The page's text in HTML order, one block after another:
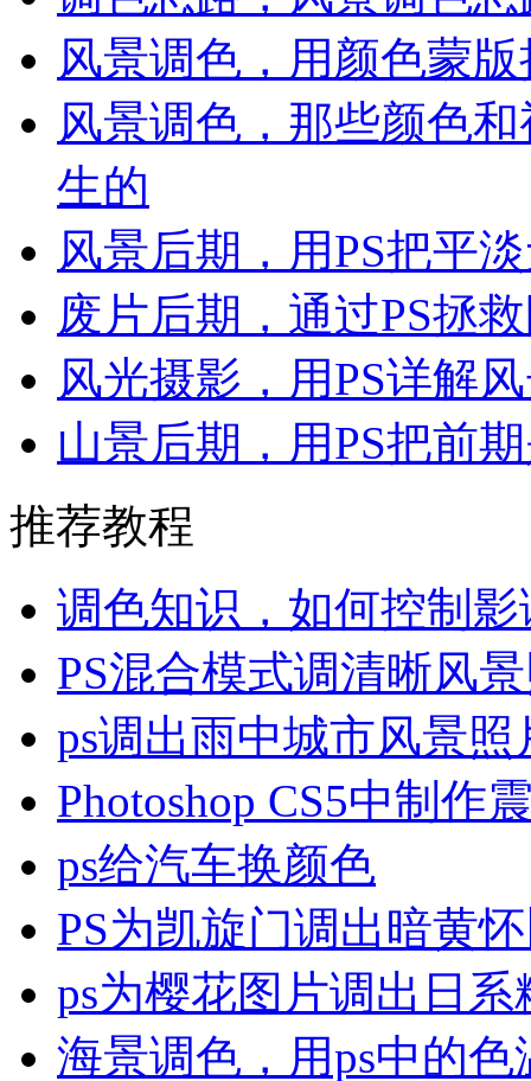
风景调色，用颜色蒙
风景调色，那些颜色
生的
风景后期，用PS把平
废片后期，通过PS拯
风光摄影，用PS详解
山景后期，用PS把前
推荐教程
调色知识，如何控制
PS混合模式调清晰风
ps调出雨中城市风景照
Photoshop CS5中制作
ps给汽车换颜色
PS为凯旋门调出暗黄
ps为樱花图片调出日系
海景调色，用ps中的